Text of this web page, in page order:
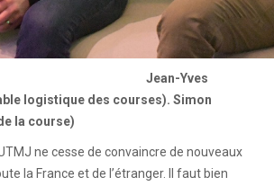
Jean-Yves
logistique des courses). Simon
la course)
ne cesse de convaincre de nouveaux
la France et de l’étranger. Il faut bien